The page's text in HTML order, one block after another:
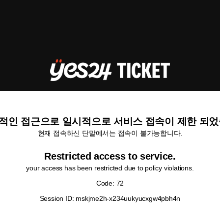
인 접근으로 일시적으로 서비스 접속이 제한 되
현재 접속하신 단말에서는 접속이 불가능합니다.
Restricted access to service.
your access has been restricted due to policy violations.
Code: 72
Session ID: mskjme2h-x234uukyucxgw4pbh4n